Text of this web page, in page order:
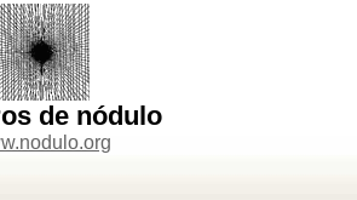
de nódulo